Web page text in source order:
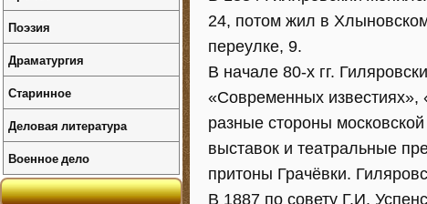
24, потом жил в
переулке, 9.
В начале 80-х гг.
«Современных
разные стороны
выставок и театральные
притоны Грачёвки.
В 1887 по совету Г.И.
Поэзия
Драматургия
Старинное
Деловая литература
Военное дело